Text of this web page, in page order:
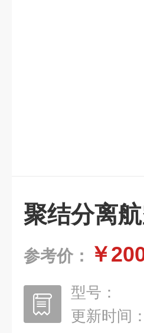
聚结分离
参考价： ￥
型号：
更新时间：